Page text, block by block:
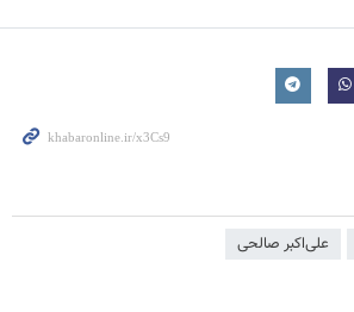
علی‌اکبر صالحی